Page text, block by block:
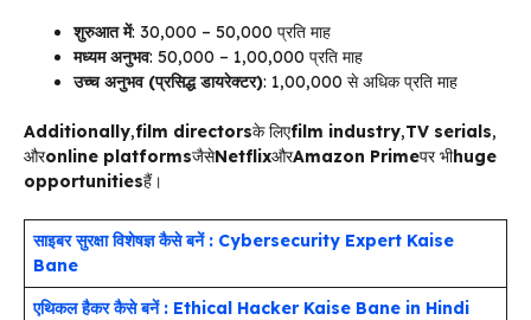
शुरुआत में: ₹30,000 – ₹50,000 प्रति माह
मध्यम अनुभव: ₹50,000 – ₹1,00,000 प्रति माह
उच्च अनुभव (प्रसिद्ध डायरेक्टर): ₹1,00,000 से अधिक प्रति माह
Additionally,film directorsके लिएfilm industry,TV serials,
औरonline platformsजैसेNetflixऔरAmazon Primeपर भीhuge
opportunitiesहैं।
साइबर सुरक्षा विशेषज्ञ कैसे बनें : Cybersecurity Expert Kaise
Bane
एथिकल हैकर कैसे बनें : Ethical Hacker Kaise Bane in Hindi